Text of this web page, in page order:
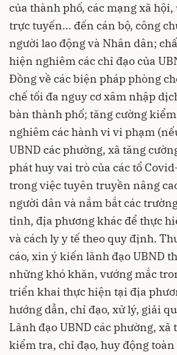
của thành phố, các mạng xã
trực tuyến... đến cán bộ, công
người lao động và Nhân dân;
hiện nghiêm các chỉ đạo của
Đồng về các biện pháp phòng
chế tối đa nguy cơ xâm nhập
bàn thành phố; tăng cường
nghiêm các hành vi vi phạm
UBND các phường, xã tăng
phát huy vai trò của các tổ
trong việc tuyên truyền nâng
người dân và nắm bắt các
tỉnh, địa phương khác để thực
và cách ly y tế theo quy định.
cáo, xin ý kiến lãnh đạo UBND
những khó khăn, vướng mắc
triển khai thực hiện tại địa
hướng dẫn, chỉ đạo, xử lý, giải
Lãnh đạo UBND các phường, xã
kiểm tra, chỉ đạo, huy động